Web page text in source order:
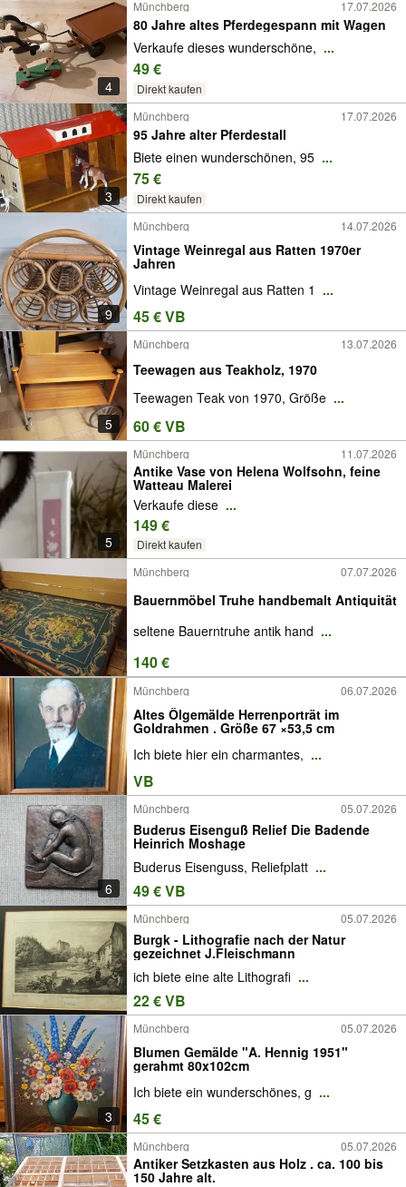
4
Münchberg 17.07.2026
80 Jahre altes Pferdegespann mit Wagen
Verkaufe dieses wunderschöne, ...
49 €
Direkt kaufen
3
Münchberg 17.07.2026
95 Jahre alter Pferdestall
Biete einen wunderschönen, 95 ...
75 €
Direkt kaufen
9
Münchberg 14.07.2026
Vintage Weinregal aus Ratten 1970er
Jahren
Vintage Weinregal aus Ratten 1 ...
45 € VB
5
Münchberg 13.07.2026
Teewagen aus Teakholz, 1970
Teewagen Teak von 1970, Größe ...
60 € VB
5
Münchberg 11.07.2026
Antike Vase von Helena Wolfsohn, feine
Watteau Malerei
Verkaufe diese ...
149 €
Direkt kaufen
Münchberg
07.07.2026
Bauernmöbel Truhe handbemalt Antiquität
seltene Bauerntruhe antik hand ...
140 €
Münchberg 06.07.2026
Altes Ölgemälde Herrenporträt im
Goldrahmen . Größe 67 ×53,5 cm
Ich biete hier ein charmantes, ...
VB
6
Münchberg 05.07.2026
Buderus Eisenguß Relief Die Badende
Heinrich Moshage
Buderus Eisenguss, Reliefplatt ...
49 € VB
Münchberg 05.07.2026
Burgk - Lithografie nach der Natur
gezeichnet J.Fleischmann
ich biete eine alte Lithografi ...
22 € VB
3
Münchberg 05.07.2026
Blumen Gemälde "A. Hennig 1951"
gerahmt 80x102cm
Ich biete ein wunderschönes, g ...
45 €
Münchberg 05.07.2026
Antiker Setzkasten aus Holz . ca. 100 bis
150 Jahre alt.